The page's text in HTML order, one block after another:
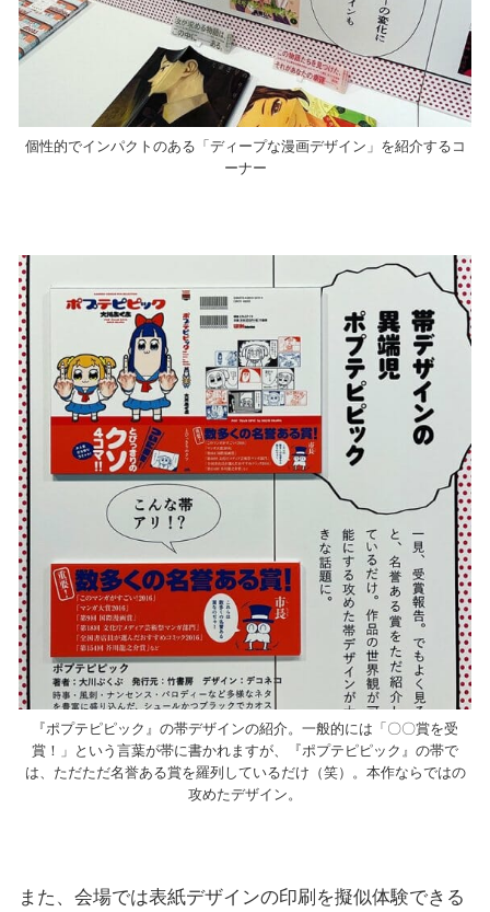
個性的でインパクトのある「ディープな漫画デザイン」を紹介するコ
ーナー
『ポプテピピック』の帯デザインの紹介。一般的には「〇〇賞を受
賞！」という言葉が帯に書かれますが、『ポプテピピック』の帯で
は、ただただ名誉ある賞を羅列しているだけ（笑）。本作ならではの
攻めたデザイン。
また、会場では表紙デザインの印刷を擬似体験できる